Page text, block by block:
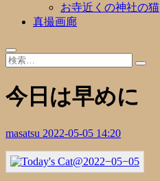
お寺近くの神社の猫
真撮画廊
今日は早めに
masatsu 2022-05-05 14:20